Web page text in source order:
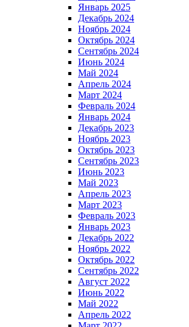
Январь 2025
Декабрь 2024
Ноябрь 2024
Октябрь 2024
Сентябрь 2024
Июнь 2024
Май 2024
Апрель 2024
Март 2024
Февраль 2024
Январь 2024
Декабрь 2023
Ноябрь 2023
Октябрь 2023
Сентябрь 2023
Июнь 2023
Май 2023
Апрель 2023
Март 2023
Февраль 2023
Январь 2023
Декабрь 2022
Ноябрь 2022
Октябрь 2022
Сентябрь 2022
Август 2022
Июнь 2022
Май 2022
Апрель 2022